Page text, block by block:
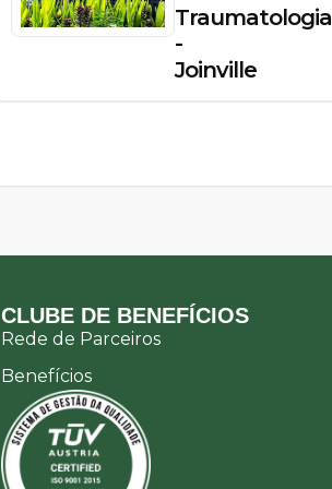
Traumatologia
-
Joinville
CLUBE DE BENEFÍCIOS
Rede de Parceiros
Benefícios